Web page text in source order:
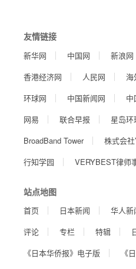
友情链接
新华网 中国网 新浪网
香港经济网
人民网 海
环球网
中国新闻网 中
网易
联合早报
星岛环
BroadBand Tower
株式会
行知学园
VERYBEST律师
站点地图
首页 日本新闻 华人新
评论
专栏 特辑
《日本华侨报》电子版
《